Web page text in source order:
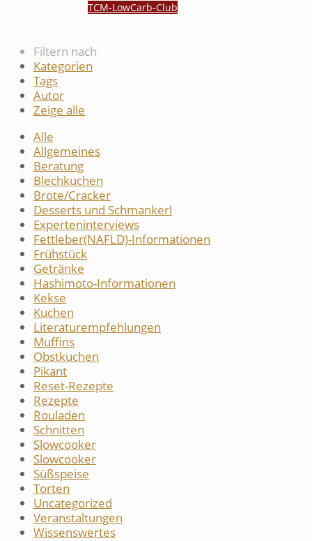
TCM-LowCarb-Club
Filtern nach
Kategorien
Tags
Autor
Zeige alle
Alle
Allgemeines
Beratung
Blechkuchen
Brote/Cracker
Desserts und Schmankerl
Experteninterviews
Fettleber(NAFLD)-Informationen
Frühstück
Getränke
Hashimoto-Informationen
Kekse
Kuchen
Literaturempfehlungen
Muffins
Obstkuchen
Pikant
Reset-Rezepte
Rezepte
Rouladen
Schnitten
Slowcooker
Slowcooker
Süßspeise
Torten
Uncategorized
Veranstaltungen
Wissenswertes